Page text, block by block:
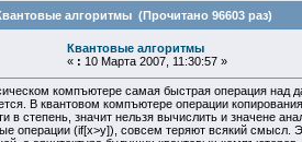
алгоритмы (Прочитано 96603 раз)
Квантовые алгоритмы
« : 10 Марта 2007, 11:30:57 »
компъютере самая быстрая операция над
В квантовом компъютере операции
в степень, значит нельзя вычислить и значене
операции (if[x>y]), совсем теряют всякий смысл.